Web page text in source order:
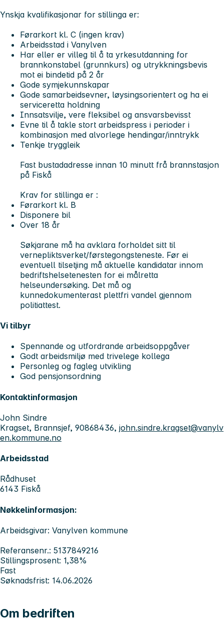
Ynskja kvalifikasjonar for stillinga er:
Førarkort kl. C (ingen krav)
Arbeidsstad i Vanylven
Har eller er villeg til å ta yrkesutdanning for
brannkonstabel (grunnkurs) og utrykkningsbevis
mot ei bindetid på 2 år
Gode symjekunnskapar
Gode samarbeidsevner, løysingsorientert og ha ei
serviceretta holdning
Innsatsvilje, vere fleksibel og ansvarsbevisst
Evne til å takle stort arbeidspress i perioder i
kombinasjon med alvorlege hendingar/inntrykk
Tenkje tryggleik
Fast bustadadresse innan 10 minutt frå brannstasjon
på Fiskå
Krav for stillinga er :
Førarkort kl. B
Disponere bil
Over 18 år
Søkjarane må ha avklara forholdet sitt til
vernepliktsverket/førstegongsteneste. Før ei
eventuell tilsetjing må aktuelle kandidatar innom
bedriftshelsetenesten for ei målretta
helseundersøking. Det må og
kunnedokumenterast plettfri vandel gjennom
politiattest.
Vi tilbyr
Spennande og utfordrande arbeidsoppgåver
Godt arbeidsmiljø med trivelege kollega
Personleg og fagleg utvikling
God pensjonsordning
Kontaktinformasjon
John Sindre
Kragset, Brannsjef, 90868436, john.sindre.kragset@vanylv
en.kommune.no
Arbeidsstad
Rådhuset
6143 Fiskå
Nøkkelinformasjon:
Arbeidsgivar: Vanylven kommune
Referansenr.: 5137849216
Stillingsprosent: 1,38%
Fast
Søknadsfrist: 14.06.2026
Om bedriften